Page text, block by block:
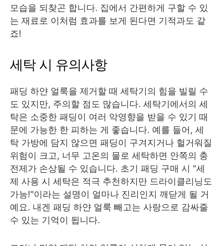
모습을 되찾곤 합니다. 집에서 간편하게 구할 수 있
는 재료로 이처럼 효과를 보게 된다면 기적과도 같
죠!
세탁 시 유의사항
패딩 하얀 얼룩을 제거할 때 세탁기의 힘을 빌릴 수
도 있지만, 주의할 점도 많습니다. 세탁기에서의 세
탁은 소중한 패딩이 여러 악영향을 받을 수 있기 때
문에 가능한 한 피하는 게 좋습니다. 예를 들어, 세
탁 가방에 담지 않으면 패딩이 구겨지거나 헐거워질
위험이 크고, 너무 고온의 물로 세탁하면 안쪽의 충
전제가 손상될 수 있습니다. 초기 패딩 구매 시 "세
제 사용 시 세탁은 적극 추천하지만 드라이클리닝도
가능!"이라는 설명이 얼마나 진리인지 깨닫게 될 거
예요. 내겐 패딩 하얀 얼룩 빼고는 사랑으로 감싸줄
수 있는 기억이 됩니다.